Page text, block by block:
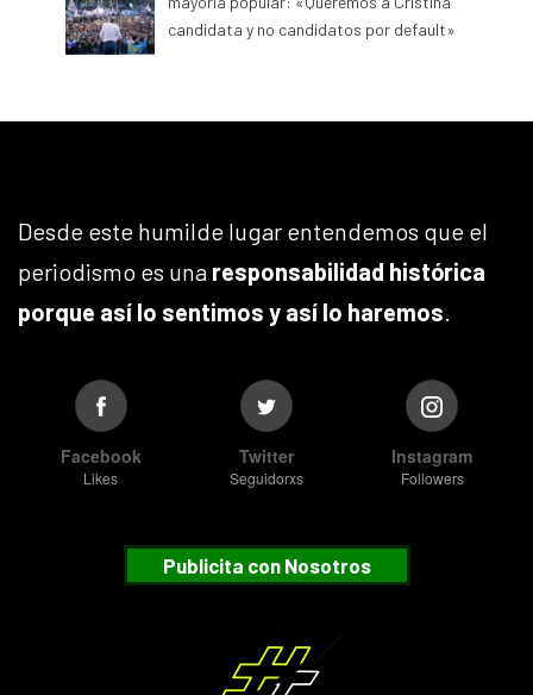
candidata y no candidatos por default»
Desde este humilde lugar entendemos que el
periodismo es una responsabilidad histórica
porque así lo sentimos y así lo haremos.
Facebook
Likes
Twitter
Seguidorxs
Instagram
Followers
Publicita con Nosotros